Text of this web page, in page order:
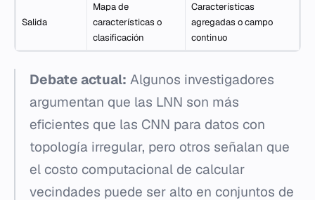
Salida
Mapa de
características o
clasificación
Características
agregadas o campo
continuo
Debate actual: Algunos investigadores
argumentan que las LNN son más
eficientes que las CNN para datos con
topología irregular, pero otros señalan que
el costo computacional de calcular
vecindades puede ser alto en conjuntos de